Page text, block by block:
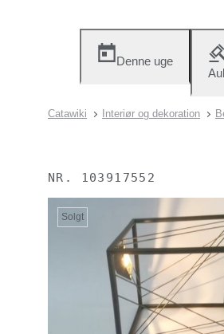
Denne uge
Catawiki Interiør og dekoration
NR. 103917552
Solgt